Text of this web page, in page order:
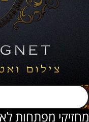
מחזיקי מפתחות